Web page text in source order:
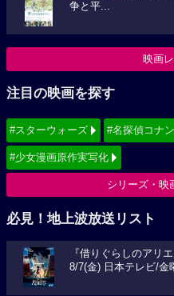
争と平...
映画
注目の映画を探す
#スターウォーズ #名探偵コナン
#少女漫画原作実写化
シリーズ・映
必見！地上波放送リスト
『借りぐらしのアリエ
8/7(金) 日本テレビ/金